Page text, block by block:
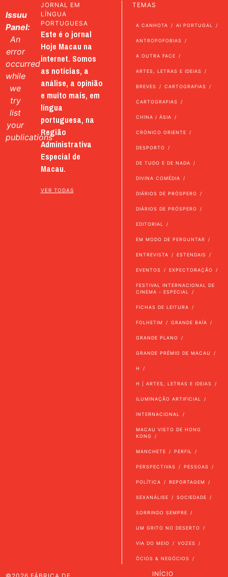
Issuu
Panel:
An
error
occurred
while
we
try
list
your
publications
JORNAL EM
LÍNGUA
PORTUGUESA
Este é o jornal
Hoje Macau na
internet. Somos
as notícias, a
análise, a opinião
e muito mais, em
língua
portuguesa, na
Região
Administrativa
Especial de
Macau.
VER TODAS
TEMAS
A CANHOTA AI PORTUGAL
ANTROPOFOBIAS
A OUTRA FACE
ARTES, LETRAS E IDEIAS
BREVES CARTOGRAFIAS
CARTOGRAFIAS
CHINA / ÁSIA
CRÓNICO ORIENTE
DESPORTO
DE TUDO E DE NADA
DIVINA COMÉDIA
DIÁRIOS DE PRÓSPERO
DIÁRIOS DE PRÓSPERO
EDITORIAL
EM MODO DE PERGUNTAR
ENTREVISTA ESTENDAIS
EVENTOS EXPECTORAÇÃO
FESTIVAL INTERNACIONAL DE
CINEMA - ESPECIAL
FICHAS DE LEITURA
FOLHETIM GRANDE BAÍA
GRANDE PLANO
GRANDE PRÉMIO DE MACAU
H
H | ARTES, LETRAS E IDEIAS
ILUMINAÇÃO ARTIFICIAL
INTERNACIONAL
MACAU VISTO DE HONG
KONG
MANCHETE PERFIL
PERSPECTIVAS PESSOAS
POLÍTICA REPORTAGEM
SEXANÁLISE SOCIEDADE
SORRINDO SEMPRE
UM GRITO NO DESERTO
VIA DO MEIO VOZES
ÓCIOS & NEGÓCIOS
INÍCIO